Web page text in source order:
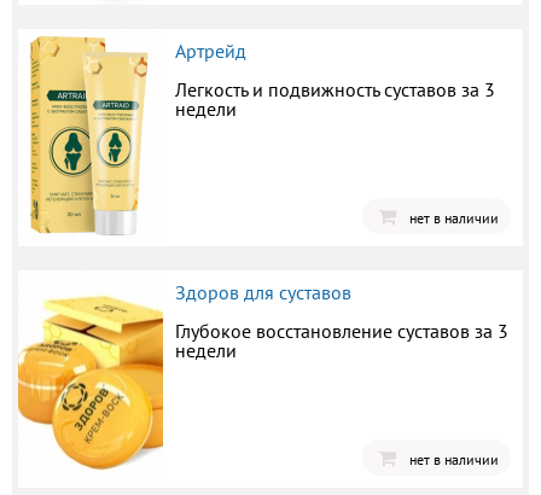
Артрейд
Легкость и подвижность суставов за 3
недели
нет в наличии
Здоров для суставов
Глубокое восстановление суставов за 3
недели
нет в наличии